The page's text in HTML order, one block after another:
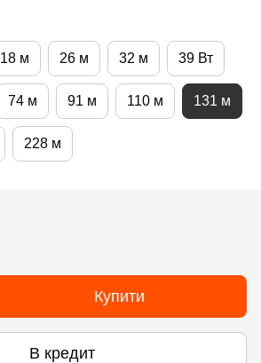
18 м 26 м 32 м 39 Вт
74 м 91 м 110 м 131 м
228 м
Купити
В кредит